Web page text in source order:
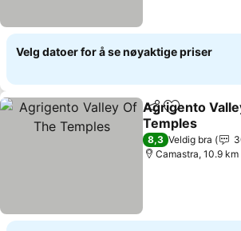
Velg datoer for å se nøyaktige priser
Del Legg til i
Agrigento
Temples
8,3 Veldig bra
Camastra, 10.9